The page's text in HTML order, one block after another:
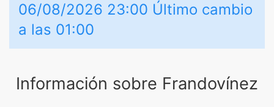
06/08/2026 23:00 Último cambio
a las 01:00
Información sobre Frandovínez